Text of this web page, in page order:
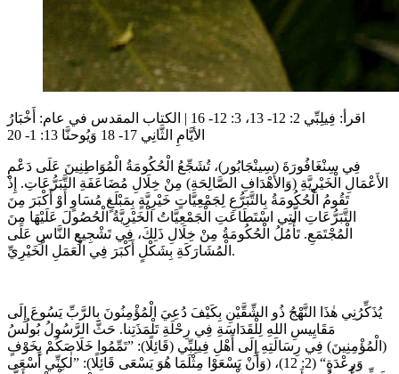
اقرأ: فِيلِبِّي 2: 12- 13، 3: 12- 16 | الكتاب المقدس في عام: أَخْبَارُ
الأيَّامِ الثَّانِي 17- 18 وَيُوحنَّا 13: 1- 20
فِي سِنْغَافُورَةَ (سِينْجَابُور)، تُشَجِّعُ الْحُكُومَةُ الْمُوَاطِنِينَ عَلَى دَعْمِ
الأَعْمَالِ الْخَيْرِيَّةِ (وَالأَهْدَافِ الصَّالِحَةِ) مِنْ خِلَالِ مُضَاعَفَةِ التَّبَرُّعَاتِ. إِذْ
تَقُومُ الْحُكُومَةُ بِالتَّبَرُّعِ لِجَمْعِيَّاتٍ خَيْرِيَّةٍ بِمَبْلَغٍ مُسَاوٍ أَوْ أَكْبَرَ مِنَ
التَّبَرُّعَاتِ الَّتِي اسْتَطَاعَتِ الْجَمْعِيَّاتُ الْخَيْرِيَّةُ الْحُصُولَ عَلَيْهَا مِنَ
الْمُجْتَمَعِ. تَأْمُلُ الْحُكُومَةُ مِنْ خِلَالِ ذَلِكَ، فِي تَشْجِيعِ النَّاسِ عَلَى
الْمُشَارَكَةِ بِشَكْلٍ أَكْبَرَ فِي الْعَمَلِ الْخَيْرِيِّ.
يُذَكِّرُنِي هٰذَا النَّهْجُ ذُو الشِّقَّيْنِ بِكَيْفَ دُعِيَ الْمُؤْمِنُونَ بِالرَّبِّ يَسُوعَ إِلَى
مَقَايِيسِ اللهِ لِلْقَدَاسَةِ فِي رِحْلَةِ تَلْمَذَتِنا. حَثَّ الرَّسُولُ بُولُسُ
(الْمُؤْمِنِينَ) فِي رِسَالَتِهِ إِلَى أَهْلِ فِيلِبِّي (قَائِلًا): ”تَمِّمُوا خَلَاصَكُمْ بِخَوْفٍ
وَرِعْدَةٍ“ (2: 12)، (وَأَنْ يَسْعَوْا مِثْلَمَا هُوَ يَسْعَى قَائِلًا): ”لٰكِنِّي أَسْعَى